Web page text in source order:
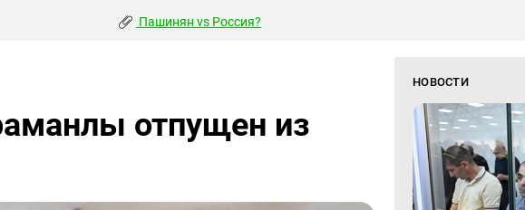
Пашинян vs Россия?
отпущен из
НОВОСТИ